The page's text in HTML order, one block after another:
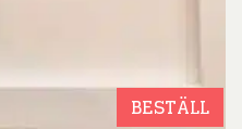
BESTÄLL